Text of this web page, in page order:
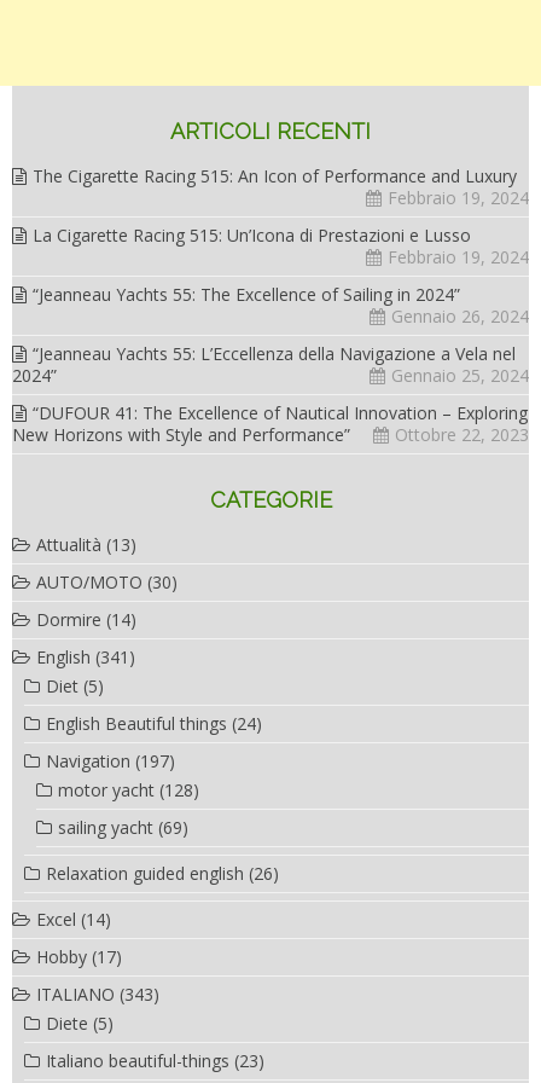
ARTICOLI RECENTI
The Cigarette Racing 515: An Icon of Performance and Luxury
Febbraio 19, 2024
La Cigarette Racing 515: Un’Icona di Prestazioni e Lusso
Febbraio 19, 2024
“Jeanneau Yachts 55: The Excellence of Sailing in 2024”
Gennaio 26, 2024
“Jeanneau Yachts 55: L’Eccellenza della Navigazione a Vela nel
2024”
Gennaio 25, 2024
“DUFOUR 41: The Excellence of Nautical Innovation – Exploring
New Horizons with Style and Performance”
Ottobre 22, 2023
CATEGORIE
Attualità (13)
AUTO/MOTO (30)
Dormire (14)
English (341)
Diet (5)
English Beautiful things (24)
Navigation (197)
motor yacht (128)
sailing yacht (69)
Relaxation guided english (26)
Excel (14)
Hobby (17)
ITALIANO (343)
Diete (5)
Italiano beautiful-things (23)